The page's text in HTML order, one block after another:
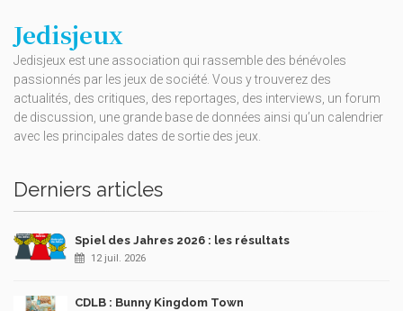
Jedisjeux
Jedisjeux est une association qui rassemble des bénévoles
passionnés par les jeux de société. Vous y trouverez des
actualités, des critiques, des reportages, des interviews, un forum
de discussion, une grande base de données ainsi qu’un calendrier
avec les principales dates de sortie des jeux.
Derniers articles
Spiel des Jahres 2026 : les résultats
12 juil. 2026
CDLB : Bunny Kingdom Town